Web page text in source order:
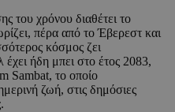
του χρόνου διαθέτει το
πέρα από το Έβερεστ και
κόσμος ζει
ήδη μπει στο έτος 2083,
Sambat, το οποίο
ζωή, στις δημόσιες